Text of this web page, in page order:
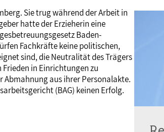
Sie trug während der Arbeit in
hatte der Erzieherin eine
Baden-
Fachkräfte keine politischen,
sind, die Neutralität des Trägers
in Einrichtungen zu
aus ihrer Personalakte.
(BAG) keinen Erfolg.